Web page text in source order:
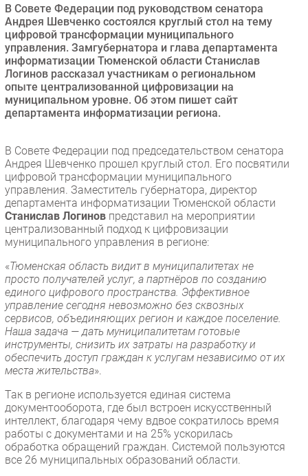
CIO/Управление ИТ
Гаджеты
Здоровье
РАЗДЕЛЫ
Новости
Интервью
Мероприятия
Проекты
IT класс
Тестовый стенд
Каталог компаний
В Совете Федерации под руководством сенатора
Андрея Шевченко состоялся круглый стол на тему
цифровой трансформации муниципального
управления. Замгубернатора и глава департамента
информатизации Тюменской области Станислав
Логинов рассказал участникам о региональном
опыте централизованной цифровизации на
муниципальном уровне. Об этом пишет сайт
департамента информатизации региона.
В Совете Федерации под председательством сенатора
Андрея Шевченко прошел круглый стол. Его посвятили
цифровой трансформации муниципального
управления. Заместитель губернатора, директор
департамента информатизации Тюменской области
Станислав Логинов представил на мероприятии
централизованный подход к цифровизации
муниципального управления в регионе:
«Тюменская область видит в муниципалитетах не
просто получателей услуг, а партнёров по созданию
единого цифрового пространства. Эффективное
управление сегодня невозможно без сквозных
сервисов, объединяющих регион и каждое поселение.
Наша задача — дать муниципалитетам готовые
инструменты, снизить их затраты на разработку и
обеспечить доступ граждан к услугам независимо от их
места жительства».
Так в регионе используется единая система
документооборота, где был встроен искусственный
интеллект, благодаря чему вдвое сократилось время
работы с документами и на 25% ускорилась
обработка обращений граждан. Системой пользуются
все 26 муниципальных образований области.